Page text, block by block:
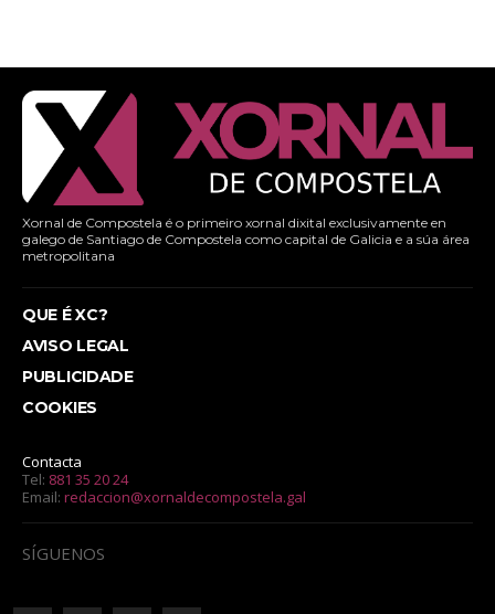
Xornal de Compostela é o primeiro xornal dixital exclusivamente en
galego de Santiago de Compostela como capital de Galicia e a súa área
metropolitana
QUE É XC?
AVISO LEGAL
PUBLICIDADE
COOKIES
Contacta
Tel: 881 35 20 24
Email: redaccion@xornaldecompostela.gal
SÍGUENOS